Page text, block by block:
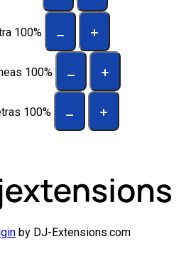
100%
100%
100%
by DJ-Extensions.com